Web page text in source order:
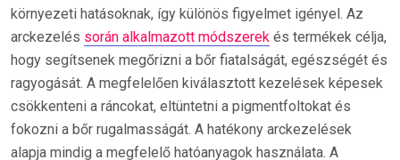
környezeti hatásoknak, így különös figyelmet igényel. Az
arckezelés során alkalmazott módszerek és termékek célja,
hogy segítsenek megőrizni a bőr fiatalságát, egészségét és
ragyogását. A megfelelően kiválasztott kezelések képesek
csökkenteni a ráncokat, eltüntetni a pigmentfoltokat és
fokozni a bőr rugalmasságát. A hatékony arckezelések
alapja mindig a megfelelő hatóanyagok használata. A